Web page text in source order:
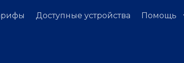
Доступные устройства Помощь